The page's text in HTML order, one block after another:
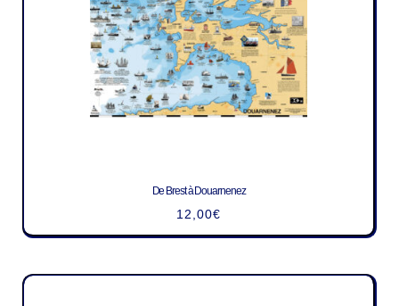
De Brest à Douarnenez
12,00€